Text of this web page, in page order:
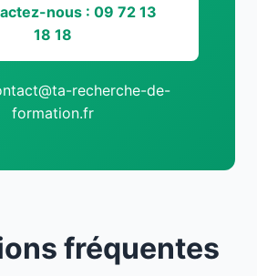
nous : 09 72 13
18 18
recherche-de-
formation.fr
fréquentes